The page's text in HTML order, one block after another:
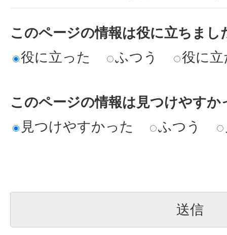
このページの情報は役に立ちまし
役に立った
ふつう 役に
このページの情報は見つけやすか
見つけやすかった
ふつう